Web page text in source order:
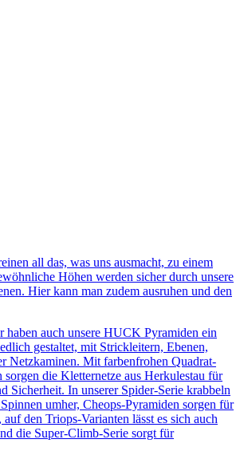
all das, was uns ausmacht, zu einem
Höhen werden sicher durch unsere
Hier kann man zudem ausruhen und den
haben auch unsere HUCK Pyramiden ein
gestaltet, mit Strickleitern, Ebenen,
Netzkaminen. Mit farbenfrohen Quadrat-
sorgen die Kletternetze aus Herkulestau für
Sicherheit. In unserer Spider-Serie krabbeln
umher, Cheops-Pyramiden sorgen für
den Triops-Varianten lässt es sich auch
die Super-Climb-Serie sorgt für